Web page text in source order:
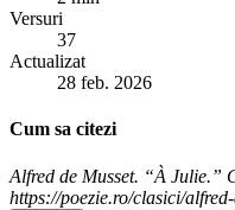
Versuri
37
Actualizat
28 feb. 2026
Cum sa citezi
Alfred de Musset. “À Julie.”
https://poezie.ro/clasici/